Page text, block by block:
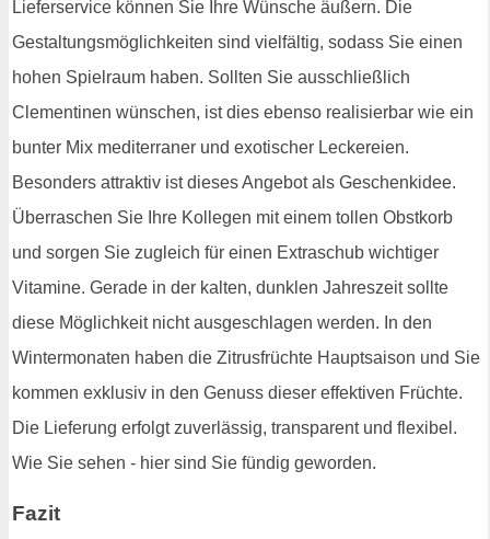
Lieferservice können Sie Ihre Wünsche äußern. Die
Gestaltungsmöglichkeiten sind vielfältig, sodass Sie einen
hohen Spielraum haben. Sollten Sie ausschließlich
Clementinen wünschen, ist dies ebenso realisierbar wie ein
bunter Mix mediterraner und exotischer Leckereien.
Besonders attraktiv ist dieses Angebot als Geschenkidee.
Überraschen Sie Ihre Kollegen mit einem tollen Obstkorb
und sorgen Sie zugleich für einen Extraschub wichtiger
Vitamine. Gerade in der kalten, dunklen Jahreszeit sollte
diese Möglichkeit nicht ausgeschlagen werden. In den
Wintermonaten haben die Zitrusfrüchte Hauptsaison und Sie
kommen exklusiv in den Genuss dieser effektiven Früchte.
Die Lieferung erfolgt zuverlässig, transparent und flexibel.
Wie Sie sehen - hier sind Sie fündig geworden.
Fazit